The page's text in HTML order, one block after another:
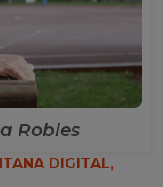
Robles
DIGITAL,